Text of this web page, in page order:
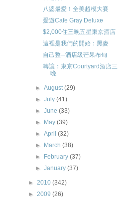
八婆最愛！全美超模大賽
愛遊Cafe Gray Deluxe
$2,000住三晚五星東京酒店
這裡是我們的開始：黑麥
自己整─酒店級芒果布甸
轉讓：東京Courtyard酒店三
晚
►August(29)
►July(41)
►June(33)
►
May(39)
►April(32)
►
March(38)
►
February(37)
►January(37)
► 2010 (342)
► 2009 (26)